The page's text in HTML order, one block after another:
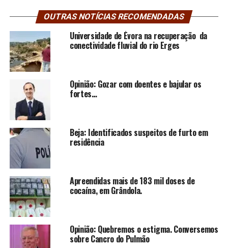
OUTRAS NOTÍCIAS RECOMENDADAS
Universidade de Évora na recuperação da
conectividade fluvial do rio Erges
Opinião: Gozar com doentes e bajular os
fortes…
Beja: Identificados suspeitos de furto em
residência
Apreendidas mais de 183 mil doses de
cocaína, em Grândola.
Opinião: Quebremos o estigma. Conversemos
sobre Cancro do Pulmão